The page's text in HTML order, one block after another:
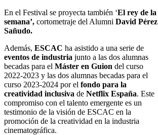
En el Festival se proyecta también ‘El rey de la
semana’, cortometraje del Alumni David Pérez
Sañudo.
Además, ESCAC ha asistido a una serie de
eventos de industria junto a las dos alumnas
becadas para el Máster en Guion del curso
2022-2023 y las dos alumnas becadas para el
curso 2023-2024 por el fondo para la
creatividad inclusiva de Netflix España. Este
compromiso con el talento emergente es un
testimonio de la visión de ESCAC en la
promoción de la creatividad en la industria
cinematográfica.